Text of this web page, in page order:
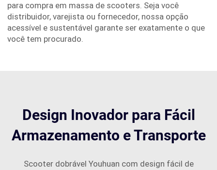
para compra em massa de scooters. Seja você
distribuidor, varejista ou fornecedor, nossa opção
acessível e sustentável garante ser exatamente o que
você tem procurado.
Design Inovador para Fácil
Armazenamento e Transporte
Scooter dobrável Youhuan com design fácil de